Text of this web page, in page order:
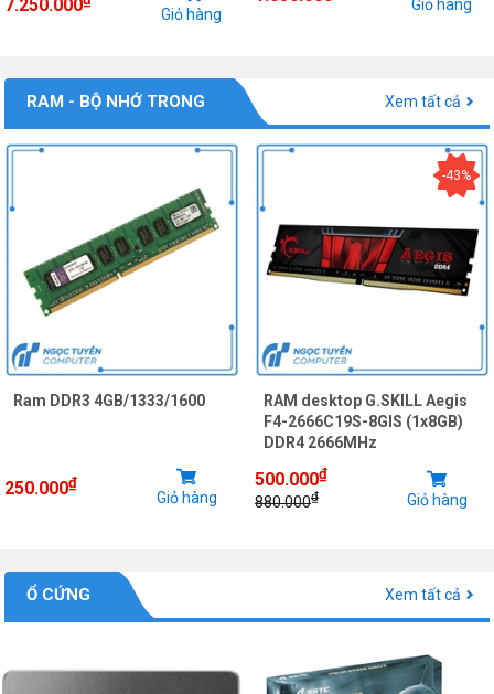
7.250.000 Giỏ hàng
Giỏ hàng
RAM - BỘ NHỚ TRONG Xem tất cả
Ram DDR3 4GB/1333/1600
250.000₫
Giỏ hàng
-43%
RAM desktop G.SKILL Aegis
F4-2666C19S-8GIS (1x8GB)
DDR4 2666MHz
500.000₫
880.000₫ Giỏ hàng
Ổ CỨNG Xem tất cả